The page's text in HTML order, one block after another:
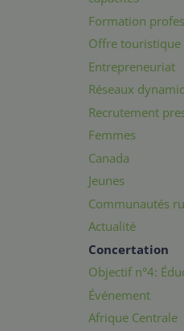
Formation
Offre touristique
Entrepreneuriat
Réseaux
Recrutement
Femmes
Canada
Jeunes
Communautés
Actualité
Concertation
Objectif n°4:
Événement
Afrique Centrale